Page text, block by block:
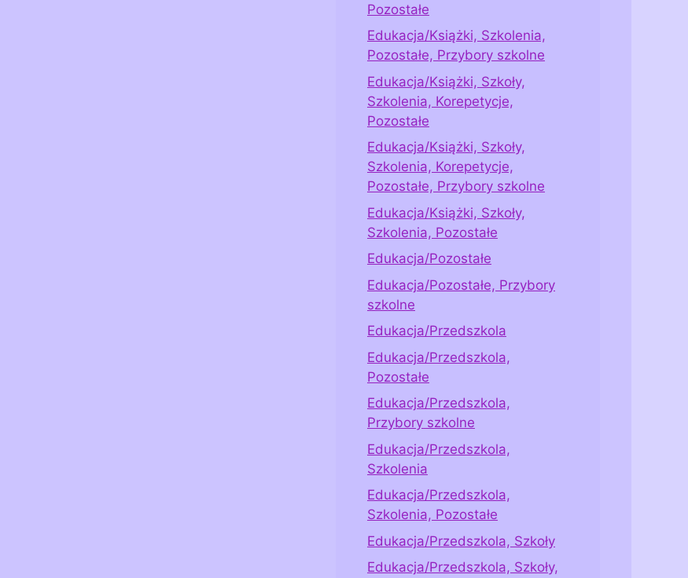
Pozostałe
Edukacja/Książki, Szkolenia,
Pozostałe, Przybory szkolne
Edukacja/Książki, Szkoły,
Szkolenia, Korepetycje,
Pozostałe
Edukacja/Książki, Szkoły,
Szkolenia, Korepetycje,
Pozostałe, Przybory szkolne
Edukacja/Książki, Szkoły,
Szkolenia, Pozostałe
Edukacja/Pozostałe
Edukacja/Pozostałe, Przybory
szkolne
Edukacja/Przedszkola
Edukacja/Przedszkola,
Pozostałe
Edukacja/Przedszkola,
Przybory szkolne
Edukacja/Przedszkola,
Szkolenia
Edukacja/Przedszkola,
Szkolenia, Pozostałe
Edukacja/Przedszkola, Szkoły
Edukacja/Przedszkola, Szkoły,